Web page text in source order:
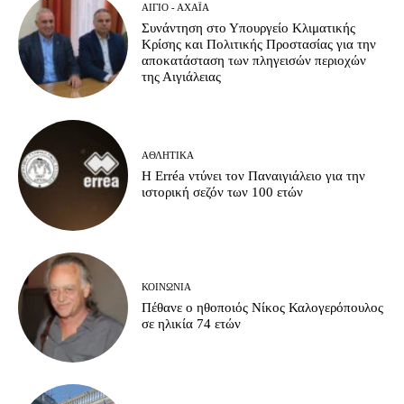
ΑΊΓΙΟ - ΑΧΑΪ́Α
Συνάντηση στο Υπουργείο Κλιματικής
Κρίσης και Πολιτικής Προστασίας για την
αποκατάσταση των πληγεισών περιοχών
της Αιγιάλειας
ΑΘΛΗΤΙΚΆ
Η Erréa ντύνει τον Παναιγιάλειο για την
ιστορική σεζόν των 100 ετών
ΚΟΙΝΩΝΊΑ
Πέθανε ο ηθοποιός Νίκος Καλογερόπουλος
σε ηλικία 74 ετών